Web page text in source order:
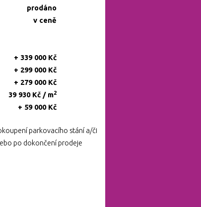
prodáno
v ceně
+ 339 000 Kč
+ 299 000 Kč
+ 279 000 Kč
39 930 Kč / m2
+ 59 000 Kč
parkovacího stání a/či
po dokončení prodeje